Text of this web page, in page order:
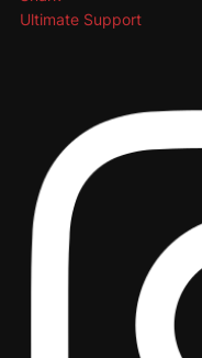
Ultimate Support